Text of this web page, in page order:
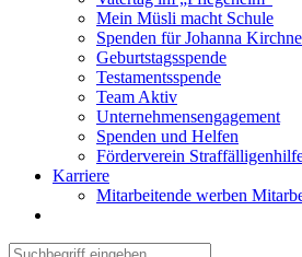
Mein Müsli macht Schule
Spenden für Johanna
Geburtstagsspende
Testamentsspende
Team Aktiv
Unternehmensengagement
Spenden und Helfen
Förderverein
Karriere
Mitarbeitende werben